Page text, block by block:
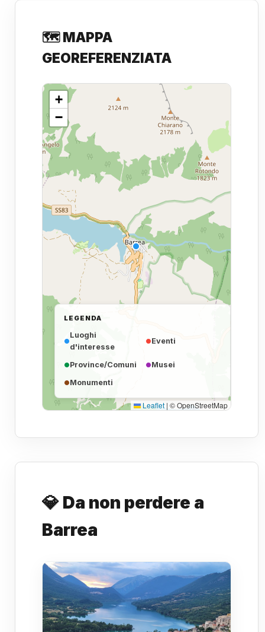
🗺️ MAPPA
GEOREFERENZIATA
+
−
Leaflet | © OpenStreetMap
LEGENDA
Luoghi
d'interesse
Eventi
Province/Comuni
Musei
Monumenti
💎 Da non perdere a
Barrea